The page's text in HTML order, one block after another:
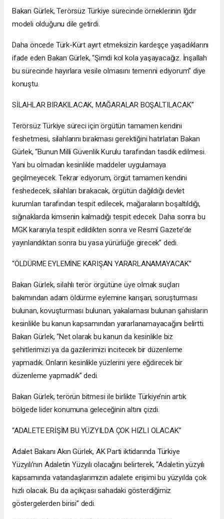
Bakan Gürlek, Terörsüz Türkiye sürecinde örneklerinin Iğdır
modeli olduğunu dile getirdi.
Daha öncede Türk-Kürt ayırt etmeksizin kardeşçe yaşadıklarını
ifade eden Bakan Gürlek, “Şimdi kol kola yaşayacağız. İnşallah
bu sürecinde hayırlara vesile olmasını temenni ediyorum” diye
konuştu.
SİLAHLAR BIRAKILACAK, MAĞARALAR BOŞALTILACAK”
Terörsüz Türkiye süreci için örgütün tamamen kendini
feshetmesi, silahlarını bırakması gerektiğini hatırlatan Bakan
Gürlek, “Bunun Milli Güvenlik Kurulu tarafından tasdik edilmesi.
Yani bu olmadan kesinlikle maddeler uygulamaya
geçilmeyecek. Tekrar ediyorum, örgüt tamamen kendini
feshedecek, silahları bırakacak, örgütün dağıldığı devlet
kurumları tarafından tespit edilecek, mağaraların boşaltıldığı,
sığınaklarda kimsenin kalmadığı tespit edecek. Daha sonra bu
MGK kararıyla tespit edildikten sonra ve Resmî Gazete’de
yayınlandıktan sonra bu yasa yürürlüğe girecek” dedi.
“ÖLDÜRME EYLEMİNE KARIŞAN YARARLANAMAYACAK”
Bakan Gürlek, silahlı terör örgütüne üye olmak suçları
bakımından adam öldürme eylemine karışan, soruşturması
bulunan, kovuşturması bulunan, yakalaması bulunan şahısların
kesinlikle bu kanun kapsamından yararlanamayacağını belirtti.
Bakan Gürlek, “Net olarak bu kanun da kesinlikle biz
şehitlerimizi ya da gazilerimizi incitecek bir düzenleme
yapmadık. Onların kesinlikle yüzlerini yere eğdirecek bir
düzenleme yapmadık” dedi.
Bakan Gürlek, terörün bitmesi ile birlikte Türkiye’nin artık
bölgede lider konumuna geleceğinin altını çizdi.
“ADALETE ERİŞİM BU YÜZYILDA ÇOK HIZLI OLACAK”
Adalet Bakanı Akın Gürlek, AK Parti iktidarında Türkiye
Yüzyılı’nın Adaletin Yüzyılı olacağını belirterek, “Adaletin yüzyılı
kapsamında vatandaşlarımızın adalete erişimi bu yüzyılda çok
hızlı olacak. Bu da açıkçası sahadaki gösterdiğimiz
göstergelerden birisi” dedi.